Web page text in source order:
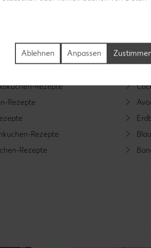
Rezepte
Rezepte
Rezepte
Rezepte
Rezepte
Anpassen
Ablehnen